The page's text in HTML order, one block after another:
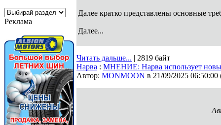
Реклама
Далее кратко представлены основные
Далее...
Читать дальше... | 2819 байт
Нарва : МНЕНИЕ: Нарва использует
Автор: MONMOON в 21/09/2025 06:50:00